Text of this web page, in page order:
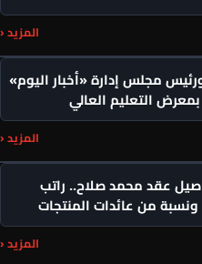
المزيد ‹
مجلس إدارة «أخبار اليوم»
التعليم العالي
المزيد ‹
عقد محمد صلاح.. راتب
من عائدات المنتجات
المزيد ‹